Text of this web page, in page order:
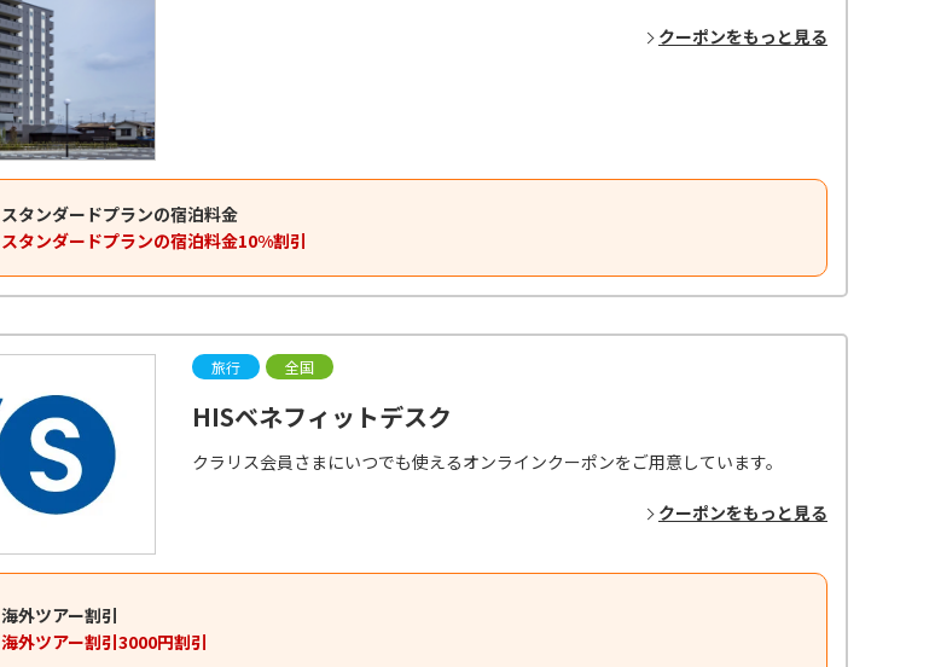
クーポンをもっと見る
スタンダードプランの宿泊料金
スタンダードプランの宿泊料金10%割引
旅行 全国
HISベネフィットデスク
クラリス会員さまにいつでも使えるオンラインクーポンをご用意しています。
クーポンをもっと見る
海外ツアー割引
海外ツアー割引3000円割引